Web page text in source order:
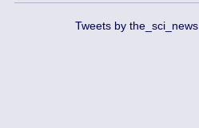
Tweets by the_sci_news